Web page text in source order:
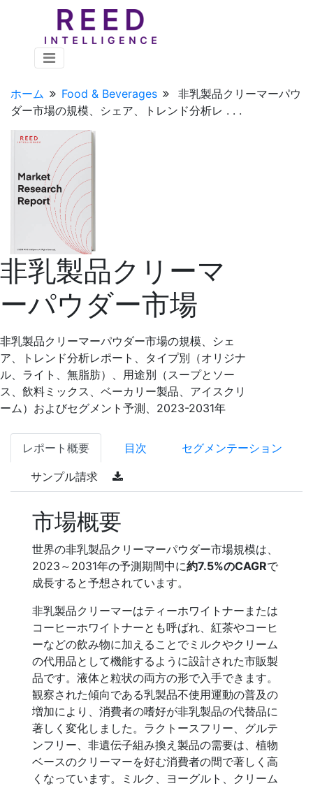
ホーム Food & Beverages
非乳製品クリーマーパウ
ダー市場の規模、シェア、トレンド分析レ . . .
非乳製品クリーマ
ーパウダー市場
非乳製品クリーマーパウダー市場の規模、シェ
ア、トレンド分析レポート、タイプ別（オリジナ
ル、ライト、無脂肪）、用途別（スープとソー
ス、飲料ミックス、ベーカリー製品、アイスクリ
ーム）およびセグメント予測、2023-2031年
レポート概要 目次 セグメンテーション
サンプル請求
市場概要
世界の非乳製品クリーマーパウダー市場規模は、
2023～2031年の予測期間中に約7.5%のCAGRで
成長すると予想されています。
非乳製品クリーマーはティーホワイトナーまたは
コーヒーホワイトナーとも呼ばれ、紅茶やコーヒ
ーなどの飲み物に加えることでミルクやクリーム
の代用品として機能するように設計された市販製
品です。液体と粒状の両方の形で入手できます。
観察された傾向である乳製品不使用運動の普及の
増加により、消費者の嗜好が非乳製品の代替品に
著しく変化しました。ラクトースフリー、グルテ
ンフリー、非遺伝子組み換え製品の需要は、植物
ベースのクリーマーを好む消費者の間で著しく高
くなっています。ミルク、ヨーグルト、クリーム